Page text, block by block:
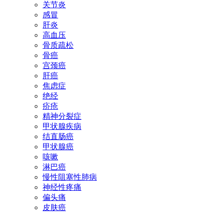
关节炎
感冒
肝炎
高血压
骨质疏松
骨癌
宫颈癌
肝癌
焦虑症
绝经
疥疮
精神分裂症
甲状腺疾病
结直肠癌
甲状腺癌
咳嗽
淋巴癌
慢性阻塞性肺病
神经性疼痛
偏头痛
皮肤癌